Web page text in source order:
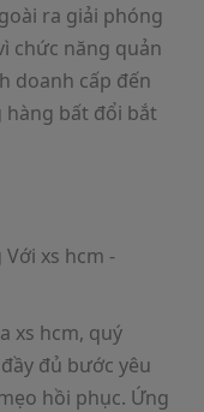
ra giải phóng
chức năng quản
doanh cấp đến
hàng bất đổi bắt
xs hcm, quý
đủ bước yêu
hồi phục. Ứng